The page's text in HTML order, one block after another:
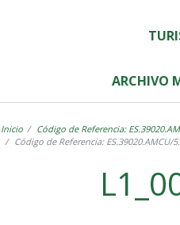
ARCHIVO
Inicio
Código de Referencia:
Código de Referencia: ES.39020.AMCU/